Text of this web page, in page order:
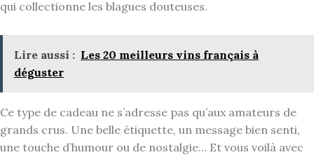
qui collectionne les blagues douteuses.
Lire aussi : Les 20 meilleurs vins français à
déguster
Ce type de cadeau ne s’adresse pas qu’aux amateurs de
grands crus. Une belle étiquette, un message bien senti,
une touche d’humour ou de nostalgie… Et vous voilà avec